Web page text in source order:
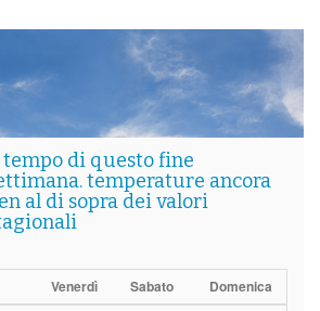
di questo fine
temperature ancora
al di sopra dei valori
Venerdì Sabato Domenica